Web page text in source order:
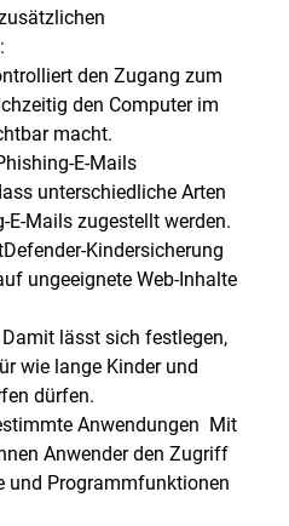
den Zugang zum
den Computer im
macht.
E-Mails 
unterschiedliche Arten
Mails zugestellt werden.
Kindersicherung
ungeeignete Web-Inhalte
Damit lässt sich festlegen,
wie lange Kinder und
dürfen.
Anwendungen  Mit
Anwender den Zugriff
und Programmfunktionen